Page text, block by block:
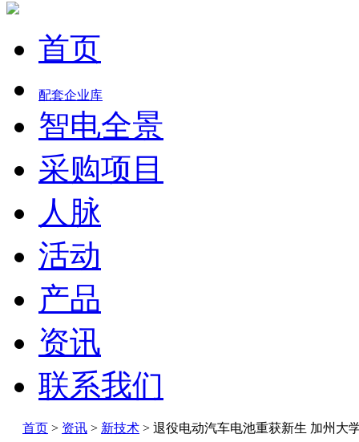
首页
配套企业库
智电全景
采购项目
人脉
活动
产品
资讯
联系我们
首页 > 资讯 > 新技术 > 退役电动汽车电池重获新生 加州大